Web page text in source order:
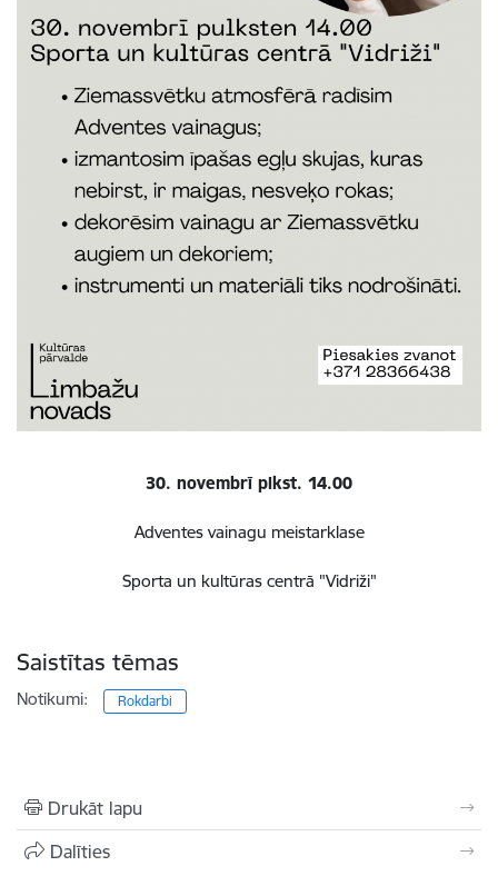
30. novembrī plkst. 14.00
Adventes vainagu meistarklase
Sporta un kultūras centrā "Vidriži"
Saistītas tēmas
Notikumi: Rokdarbi
Drukāt lapu
Dalīties